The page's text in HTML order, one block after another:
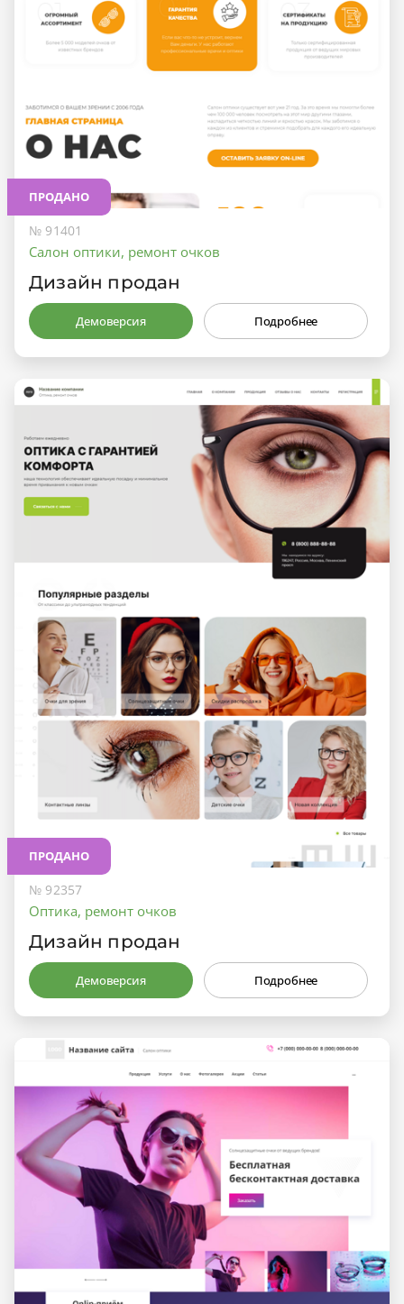
ПРОДАНО
№ 91401
Салон оптики, ремонт очков
Дизайн продан
Демоверсия Подробнее
ПРОДАНО
№ 92357
Оптика, ремонт очков
Дизайн продан
Демоверсия Подробнее